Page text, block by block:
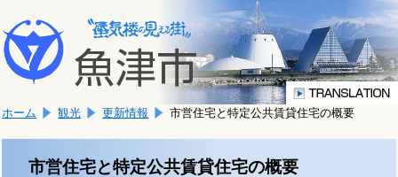
文
へ
移
ま
す。
こ
か
文
ホーム 観光 更新情報 市営住宅と特定公共賃貸住宅の概要
市営住宅と特定公共賃貸住宅の概要